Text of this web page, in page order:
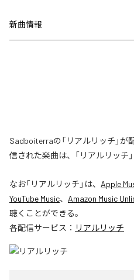
新曲情報
Sadboiterraの「リアルリッチ」
信された楽曲は、「リアルリッチ
なお「リアルリッチ 」は、 Apple
YouTube Music、 Amazon Music
聴くことができる。
各配信サービス： リアルリッチ